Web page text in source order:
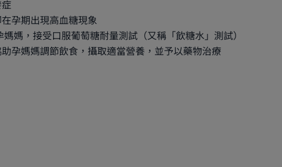
孕期出現高血糖現象
媽，接受口服葡萄糖耐量測試（又稱「飲糖水」測試）
孕媽媽調節飲食，攝取適當營養，並予以藥物治療